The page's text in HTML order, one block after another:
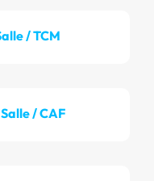
/ TCM
/ CAF